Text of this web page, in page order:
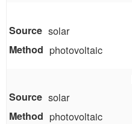
solar
photovoltaic
solar
photovoltaic